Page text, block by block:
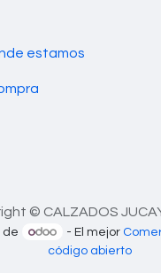
estamos
© CALZADOS
de - El mejor
código abierto